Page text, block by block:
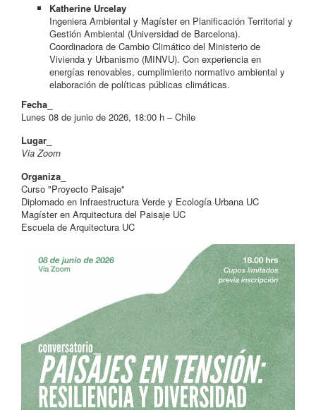
Katherine Urcelay
Ingeniera Ambiental y Magíster en Planificación Territorial y
Gestión Ambiental (Universidad de Barcelona).
Coordinadora de Cambio Climático del Ministerio de
Vivienda y Urbanismo (MINVU). Con experiencia en
energías renovables, cumplimiento normativo ambiental y
elaboración de políticas públicas climáticas.
Fecha_
Lunes 08 de junio de 2026, 18:00 h – Chile
Lugar_
Via Zoom
Organiza_
Curso "Proyecto Paisaje"
Diplomado en Infraestructura Verde y Ecología Urbana UC
Magíster en Arquitectura del Paisaje UC
Escuela de Arquitectura UC